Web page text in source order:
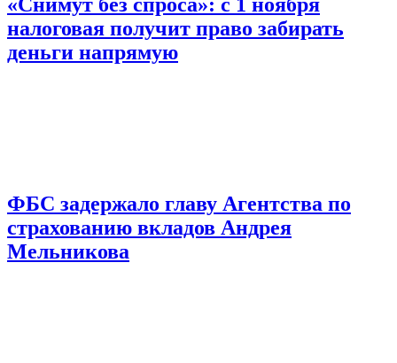
налоговая получит право забирать
деньги напрямую
ФБС задержало главу Агентства по
страхованию вкладов Андрея
Мельникова